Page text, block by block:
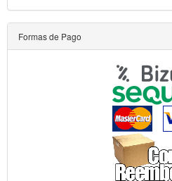
Formas de Pago